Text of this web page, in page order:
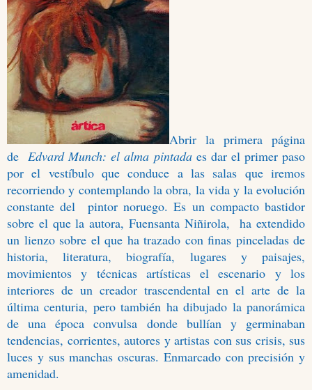
Abrir la primera página
de Edvard Munch: el alma pintadaes dar el primer paso
por el vestíbulo que conduce a las salas que iremos
recorriendo y contemplando la obra, la vida y la evolución
constante del
pintor noruego. Es un compacto bastidor
sobre el que la autora, Fuensanta Niñirola,
ha extendido
un lienzo sobre el que ha trazado con finas pinceladas de
historia, literatura, biografía, lugares y paisajes,
movimientos y técnicas artísticas el escenario y los
interiores de un creador trascendental en el arte de la
última centuria, pero también ha dibujado la panorámica
de una época convulsa donde bullían y germinaban
tendencias, corrientes, autores y artistas con sus crisis, sus
luces y sus manchas oscuras. Enmarcado con precisión y
amenidad.